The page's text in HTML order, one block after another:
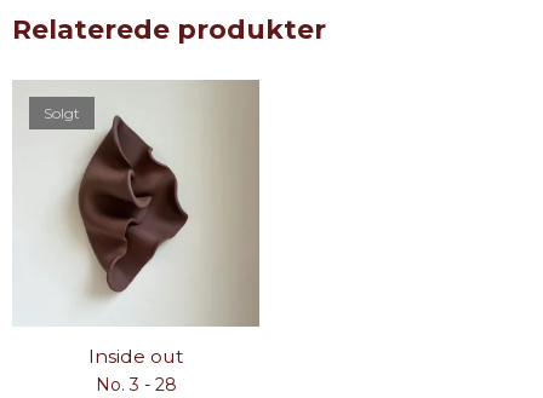
Relaterede produkter
Solgt
Inside out
No. 3 - 28